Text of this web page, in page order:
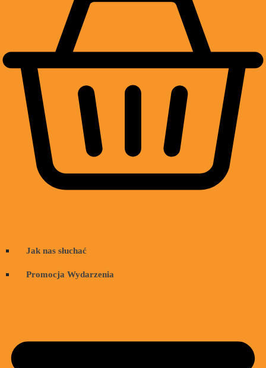
Jak nas słuchać
Promocja Wydarzenia